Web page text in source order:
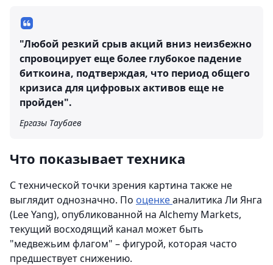
"Любой резкий срыв акций вниз неизбежно
спровоцирует еще более глубокое падение
биткоина, подтверждая, что период общего
кризиса для цифровых активов еще не
пройден".
Ергазы Таубаев
Что показывает техника
С технической точки зрения картина также не
выглядит однозначно. По оценкеаналитика Ли Янга
(Lee Yang), опубликованной на Alchemy Markets,
текущий восходящий канал может быть
"медвежьим флагом" – фигурой, которая часто
предшествует снижению.